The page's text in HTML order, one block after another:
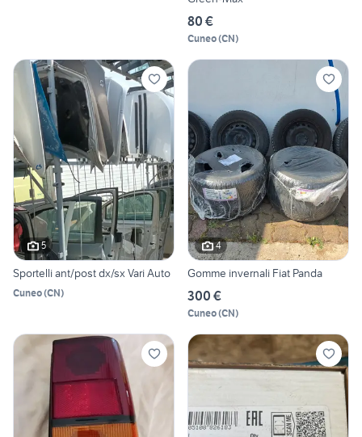
80 €
Cuneo(CN)
5
Sportelli ant/post dx/sx Vari Auto
Cuneo(CN)
4
Gomme invernali Fiat Panda
300 €
Cuneo(CN)